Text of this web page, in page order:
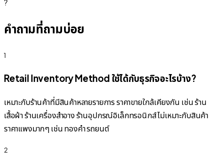
?
คำถามที่ถามบ่อย
1
Retail Inventory Method ใช้ได้กับธุรกิจอะไรบ้าง?
เหมาะกับร้านค้าที่มีสินค้าหลายรายการ ราคาขายใกล้เคียงกัน เช่น ร้าน
เสื้อผ้า ร้านเครื่องสำอาง ร้านอุปกรณ์อิเล็กทรอนิกส์ ไม่เหมาะกับสินค้า
ราคาแพงมากๆ เช่น ทองคำ รถยนต์
2